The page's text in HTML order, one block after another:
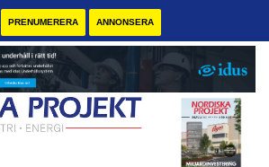
PRENUMERERA ANNONSERA